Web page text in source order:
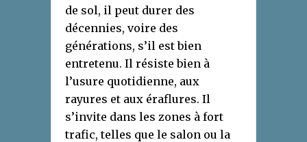
de sol, il peut durer des
décennies, voire des
générations, s’il est bien
entretenu. Il résiste bien à
l’usure quotidienne, aux
rayures et aux éraflures. Il
s’invite dans les zones à fort
trafic, telles que le salon ou la